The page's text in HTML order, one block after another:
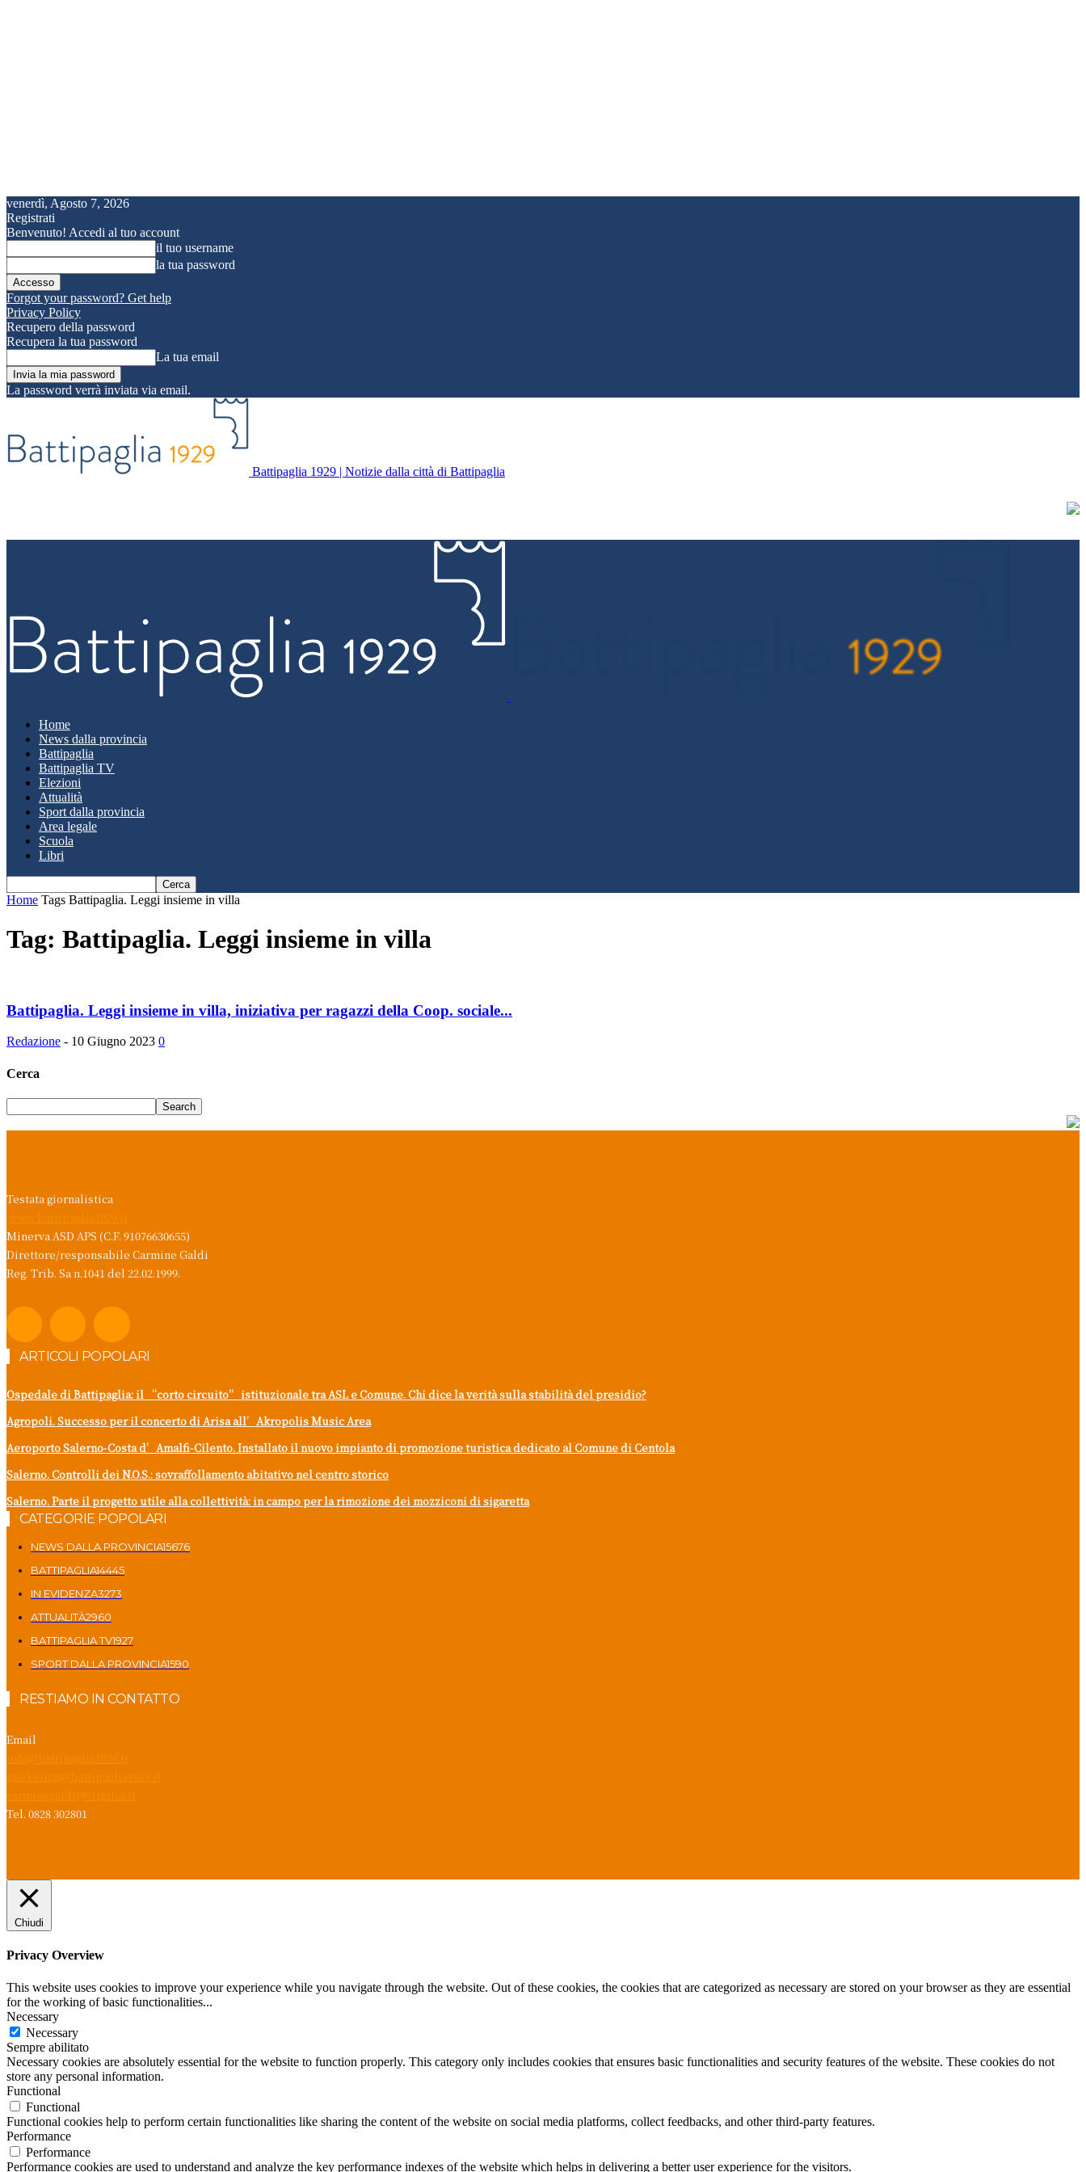
venerdì, Agosto 7, 2026
Registrati
Benvenuto! Accedi al tuo account
il tuo username
la tua password
Forgot your password? Get help
Privacy Policy
Recupero della password
Recupera la tua password
La tua email
La password verrà inviata via email.
Battipaglia 1929 | Notizie dalla città di Battipaglia
Home
News dalla provincia
Battipaglia
Battipaglia TV
Elezioni
Attualità
Sport dalla provincia
Area legale
Scuola
Libri
Home Tags Battipaglia. Leggi insieme in villa
Tag: Battipaglia. Leggi insieme in villa
Battipaglia. Leggi insieme in villa, iniziativa per ragazzi della Coop. sociale...
Redazione - 10 Giugno 2023 0
Cerca
Testata giornalistica
Minerva ASD APS (C.F. 91076630655)
Direttore/responsabile Carmine Galdi
Reg. Trib. Sa n.1041 del 22.02.1999.
ARTICOLI POPOLARI
Ospedale di Battipaglia: il “corto circuito” istituzionale tra ASL e Comune. Chi dice la verità sulla stabilità del presidio?
Agropoli. Successo per il concerto di Arisa all’Akropolis Music Area
Aeroporto Salerno-Costa d’Amalfi-Cilento. Installato il nuovo impianto di promozione turistica dedicato al Comune di Centola
Salerno. Controlli dei N.O.S.: sovraffollamento abitativo nel centro storico
Salerno. Parte il progetto utile alla collettività: in campo per la rimozione dei mozziconi di sigaretta
CATEGORIE POPOLARI
NEWS DALLA PROVINCIA15676
BATTIPAGLIA14445
IN EVIDENZA3273
ATTUALITÀ2960
BATTIPAGLIA TV1927
SPORT DALLA PROVINCIA1590
RESTIAMO IN CONTATTO
Email
Tel. 0828 302801
Chiudi
Privacy Overview
This website uses cookies to improve your experience while you navigate through the website. Out of these cookies, the cookies that are categorized as necessary are stored on your browser as they are essential
for the working of basic functionalities...
Necessary
Necessary
Sempre abilitato
Necessary cookies are absolutely essential for the website to function properly. This category only includes cookies that ensures basic functionalities and security features of the website. These cookies do not
store any personal information.
Functional
Functional
Functional cookies help to perform certain functionalities like sharing the content of the website on social media platforms, collect feedbacks, and other third-party features.
Performance
Performance
Performance cookies are used to understand and analyze the key performance indexes of the website which helps in delivering a better user experience for the visitors.